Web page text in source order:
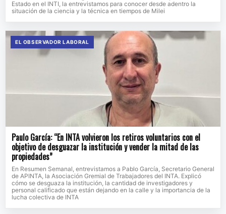
Estado en el INTI, la entrevistamos para conocer desde adentro la
situación de la ciencia y la técnica en tiempos de Milei
EL OBSERVADOR LABORAL
Paulo García: “En INTA volvieron los retiros voluntarios con el
objetivo de desguazar la institución y vender la mitad de las
propiedades”
En Resumen Semanal, entrevistamos a Pablo García, Secretario General
de APINTA, la Asociación Gremial de Trabajadores del INTA. Explicó
cómo se desguaza la institución, la cantidad de investigadores y
personal calificado que están dejando en la calle y la importancia de la
lucha colectiva de INTA